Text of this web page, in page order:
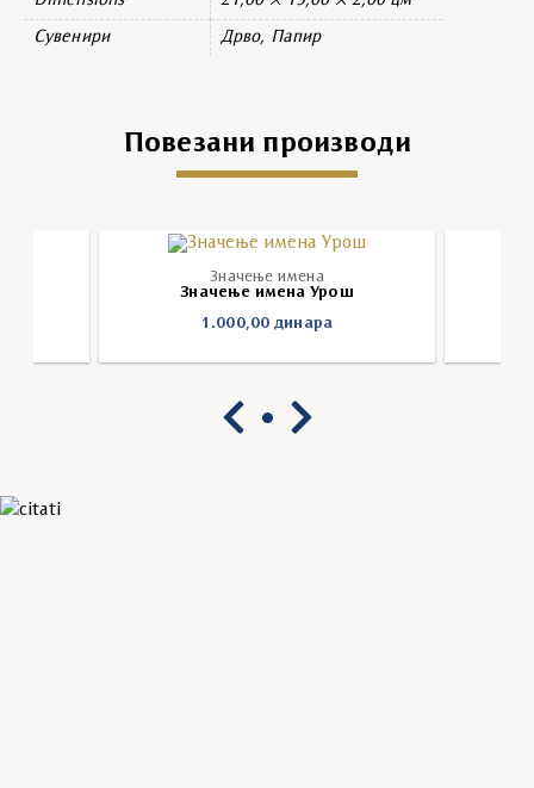
Сувенири Дрво, Папир
Повезани производи
Значење имена
Значење имена Урош
1.000,00динара